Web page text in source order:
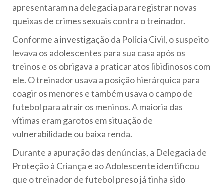
apresentaram na delegacia para registrar novas
queixas de crimes sexuais contra o treinador.
Conforme a investigação da Polícia Civil, o suspeito
levava os adolescentes para sua casa após os
treinos e os obrigava a praticar atos libidinosos com
ele. O treinador usava a posição hierárquica para
coagir os menores e também usava o campo de
futebol para atrair os meninos. A maioria das
vítimas eram garotos em situação de
vulnerabilidade ou baixa renda.
Durante a apuração das denúncias, a Delegacia de
Proteção à Criança e ao Adolescente identificou
que o treinador de futebol preso já tinha sido